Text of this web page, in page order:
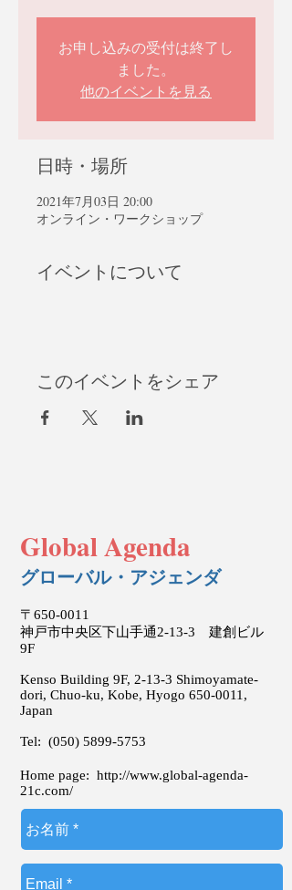
お申し込みの受付は終了し
ました。
他のイベントを見る
日時・場所
2021年7月03日 20:00
オンライン・ワークショップ
イベントについて
このイベントをシェア
Global Agenda
グローバル・アジェンダ
〒650-0011
神戸市中央区下山手通2-13-3 建創ビル
9F
Kenso Building 9F, 2-13-3 Shimoyamate-
dori, Chuo-ku, Kobe, Hyogo 650-0011 ,
Japan
Tel: (050) 5899-5753
Home page: http://www.global-agenda-
21c.com/